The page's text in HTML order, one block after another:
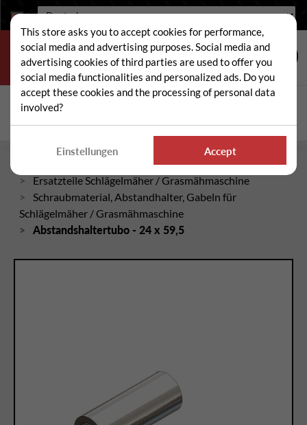
Sprache:
Suche
Ersatzteile Schlägelmäher / Grasmähmaschine
Schraubmaterial, Abstandhalter, Gabeln für
Schlägelmäher / Grasmähmaschine
Abstandshaltertubo - 24 x 59,5
This store asks you to accept cookies for performance,
social media and advertising purposes. Social media and
advertising cookies of third parties are used to offer you
social media functionalities and personalized ads. Do you
accept these cookies and the processing of personal data
involved?
Einstellungen Accept